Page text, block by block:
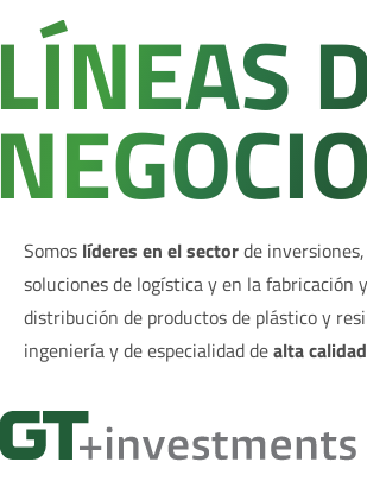
LÍNEAS
Somos líderes en el sectorde
soluciones de logística y en la fabricación
distribución de productos de plástico y
ingeniería y de especialidad dealta calidad